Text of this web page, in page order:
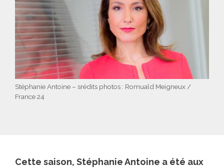
Stéphanie Antoine – srédits photos : Romuald Meigneux /
France 24
Cette saison, Stéphanie Antoine a été aux